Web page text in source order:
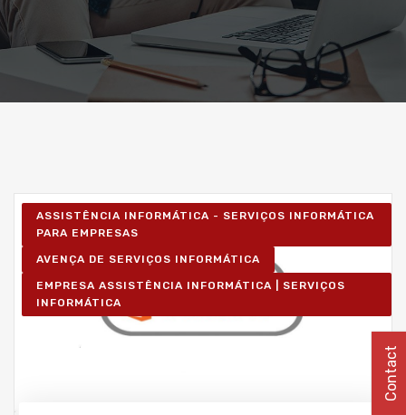
ASSISTÊNCIA INFORMÁTICA - SERVIÇOS INFORMÁTICA
PARA EMPRESAS
AVENÇA DE SERVIÇOS INFORMÁTICA
EMPRESA ASSISTÊNCIA INFORMÁTICA | SERVIÇOS
INFORMÁTICA
Contact